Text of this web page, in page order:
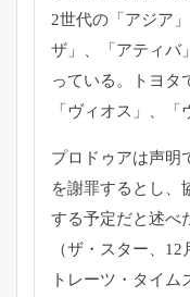
2世代の「アジア
ザ」、「アティバ
っている。トヨタ
「ヴィオス」、「
プロドゥアは声明
を謝罪するとし、
する予定だと述べ
（ザ・スター、
トレーツ・タイム